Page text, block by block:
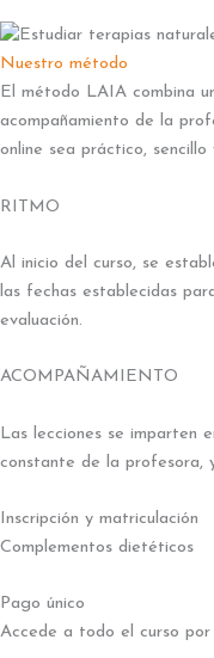
Nuestro método
El método LAIA combina
acompañamiento de la
online sea práctico,
RITMO
Al inicio del curso, se
las fechas establecidas
evaluación.
ACOMPAÑAMIENTO
Las lecciones se imparten
constante de la profesora,
Inscripción y matriculación
Complementos dietéticos
Pago único
Accede a todo el curso por